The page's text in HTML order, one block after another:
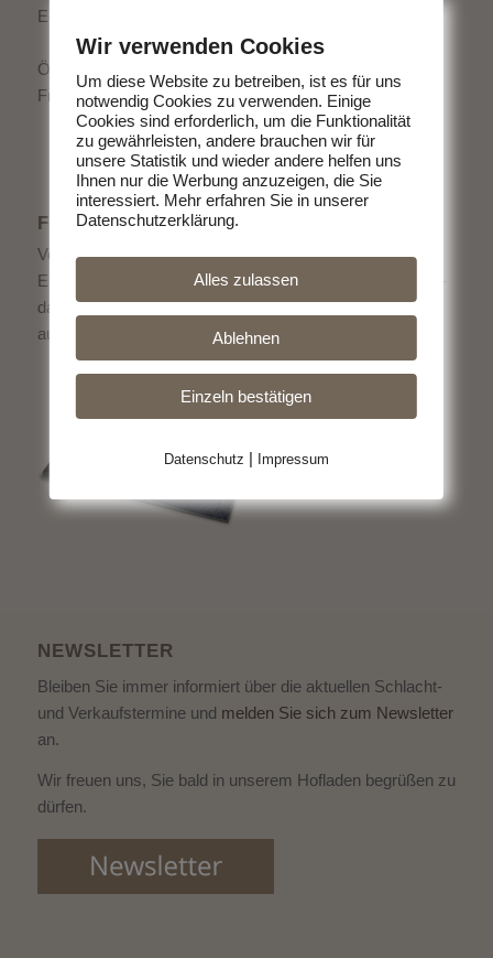
E-Mail:
Öffnungszeiten:
Freitag 15:00 - 18:00 Uhr
FLYER ALS DOWNLOAD
Von uns bekommen Sie köstliches Fleisch direkt vom
Erzeuger. Ohne schlechtes Gewissen Fleisch zu essen -
das geht. Entscheiden Sie sich für hochwertige Produkte
aus der Region.
NEWSLETTER
Bleiben Sie immer informiert über die aktuellen Schlacht-
und Verkaufstermine und melden Sie sich zum Newsletter
an.
Wir freuen uns, Sie bald in unserem Hofladen begrüßen zu
dürfen.
Wir verwenden Cookies
Um diese Website zu betreiben, ist es für uns
notwendig Cookies zu verwenden. Einige
Cookies sind erforderlich, um die Funktionalität
zu gewährleisten, andere brauchen wir für
unsere Statistik und wieder andere helfen uns
Ihnen nur die Werbung anzuzeigen, die Sie
interessiert. Mehr erfahren Sie in unserer
Datenschutzerklärung.
Alles zulassen
Ablehnen
Einzeln bestätigen
Datenschutz | Impressum